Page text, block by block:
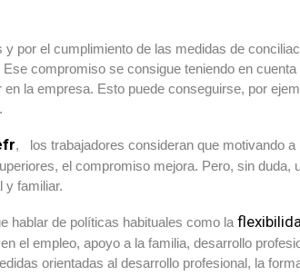
por el cumplimiento de las medidas de
compromiso se consigue teniendo en
la empresa. Esto puede conseguirse, por
, los trabajadores consideran que motivando
el compromiso mejora. Pero, sin duda,
y familiar.
hablar de políticas habituales como la
el empleo, apoyo a la familia, desarrollo
orientadas al desarrollo profesional, la